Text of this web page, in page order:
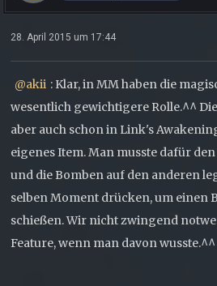
28. April 2015 um 17:44
akii : Klar, in MM haben die
wesentlich gewichtigere Rolle.^^
aber auch schon in Link's
eigenes Item. Man musste dafür
und die Bomben auf den anderen
selben Moment drücken, um einen
schießen. Wir nicht zwingend
Feature, wenn man davon wusste.^^